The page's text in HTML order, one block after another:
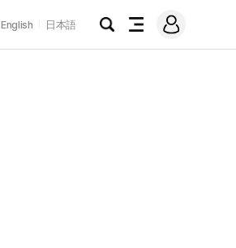
English 日本語
검
전
메
그